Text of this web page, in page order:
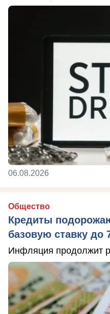
06.08.2026
Общество
Кредиты
базовую ставку до
Инфляция продолжит